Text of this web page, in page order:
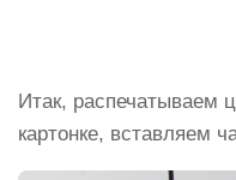
Итак, распечатываем
картонке, вставляем